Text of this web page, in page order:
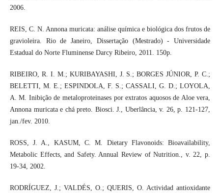
2006.
REIS, C. N. Annona muricata: análise química e biológica dos frutos de
gravioleira. Rio de Janeiro, Dissertação (Mestrado) - Universidade
Estadual do Norte Fluminense Darcy Ribeiro, 2011. 150p.
RIBEIRO, R. I. M.; KURIBAYASHI, J. S.; BORGES JÚNIOR, P. C.;
BELETTI, M. E.; ESPINDOLA, F. S.; CASSALI, G. D.; LOYOLA,
A. M. Inibição de metaloproteinases por extratos aquosos de Aloe vera,
Annona muricata e chá preto. Biosci. J., Uberlância, v. 26, p. 121-127,
jan./fev. 2010.
ROSS, J. A., KASUM, C. M. Dietary Flavonoids: Bioavailability,
Metabolic Effects, and Safety. Annual Review of Nutrition., v. 22, p.
19-34, 2002.
RODRÍGUEZ, J.; VALDÉS, O.; QUERIS, O. Actividad antioxidante